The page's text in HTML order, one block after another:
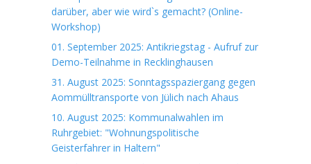
darüber, aber wie wird`s gemacht? (Online-
Workshop)
01. September 2025: Antikriegstag - Aufruf zur
Demo-Teilnahme in Recklinghausen
31. August 2025: Sonntagsspaziergang gegen
Aommülltransporte von Jülich nach Ahaus
10. August 2025: Kommunalwahlen im
Ruhrgebiet: "Wohnungspolitische
Geisterfahrer in Haltern"